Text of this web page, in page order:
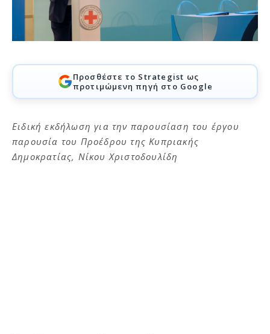
Προσθέστε το Strategist ως
προτιμώμενη πηγή στο Google
Ειδική εκδήλωση για την παρουσίαση του έργου
παρουσία του Προέδρου της Κυπριακής
Δημοκρατίας, Νίκου Χριστοδουλίδη